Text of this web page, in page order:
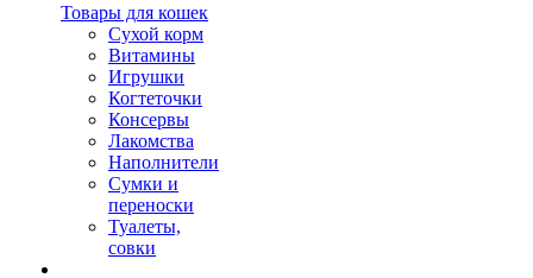
Товары для кошек
Cухой корм
Витамины
Игрушки
Когтеточки
Консервы
Лакомства
Наполнители
Сумки и
переноски
Туалеты,
совки